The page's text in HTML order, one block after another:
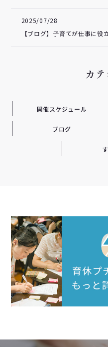
2025/07/28
【ブログ】子育てが仕事に
カ
開催スケジュール
ブログ